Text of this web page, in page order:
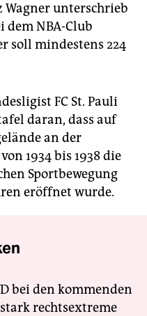
unterschrieb
dem NBA-Club
soll mindestens 224
FC St. Pauli
daran, dass auf
an der
1934 bis 1938 die
Sportbewegung
eröffnet wurde.
bei den kommenden
rechtsextreme